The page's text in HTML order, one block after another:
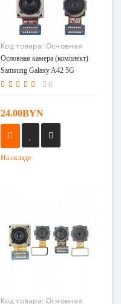
Код товара: Основная
камера (комплект)
Samsung Galaxy A42 5G
(A426) Американская
Основная камера (комплект)
Samsung Galaxy A42 5G
(A426) Американская версия
0
24.00BYN
На складе
Код товара: Основная